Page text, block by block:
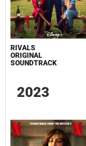
RIVALS
ORIGINAL
SOUNDTRACK
2023